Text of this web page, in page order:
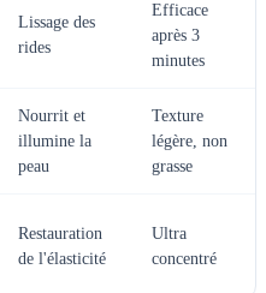
Lissage des
rides
Efficace
après 3
minutes
Nourrit et
illumine la
peau
Texture
légère, non
grasse
Restauration
de l'élasticité
Ultra
concentré